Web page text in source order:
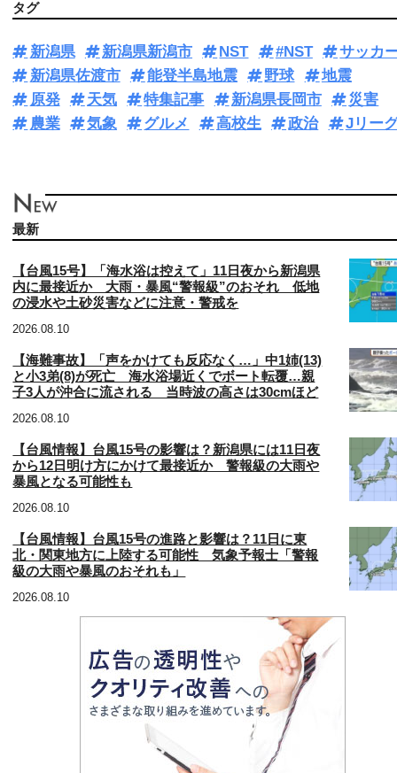
タグ
新潟県 新潟県新潟市 NST #NST
サッカ
新潟県佐渡市
能登半島地震 野球
地震
原発
天気 特集記事 新潟県長岡市
災害
農業
気象 グルメ 高校生 政治 Jリー
最新
【台風15号】「海水浴は控えて」11日夜から新潟県
内に最接近か 大雨・暴風“警報級”のおそれ 低地
の浸水や土砂災害などに注意・警戒を
2026.08.10
【海難事故】「声をかけても反応なく…」中1姉(13)
と小3弟(8)が死亡 海水浴場近くでボート転覆…親
子3人が沖合に流される 当時波の高さは30cmほど
2026.08.10
【台風情報】台風15号の影響は？新潟県には11日夜
から12日明け方にかけて最接近か 警報級の大雨や
暴風となる可能性も
2026.08.10
【台風情報】台風15号の進路と影響は？11日に東
北・関東地方に上陸する可能性 気象予報士「警報
級の大雨や暴風のおそれも」
2026.08.10